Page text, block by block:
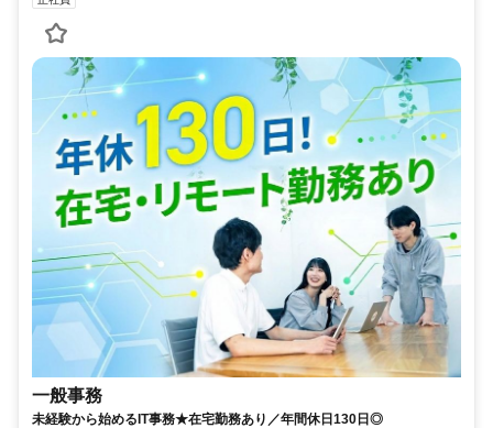
一般事務
未経験から始めるIT事務★在宅勤務あり／年間休日130日◎